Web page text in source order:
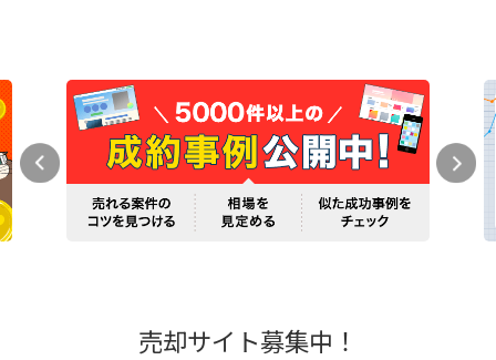
売却サイト募集中！